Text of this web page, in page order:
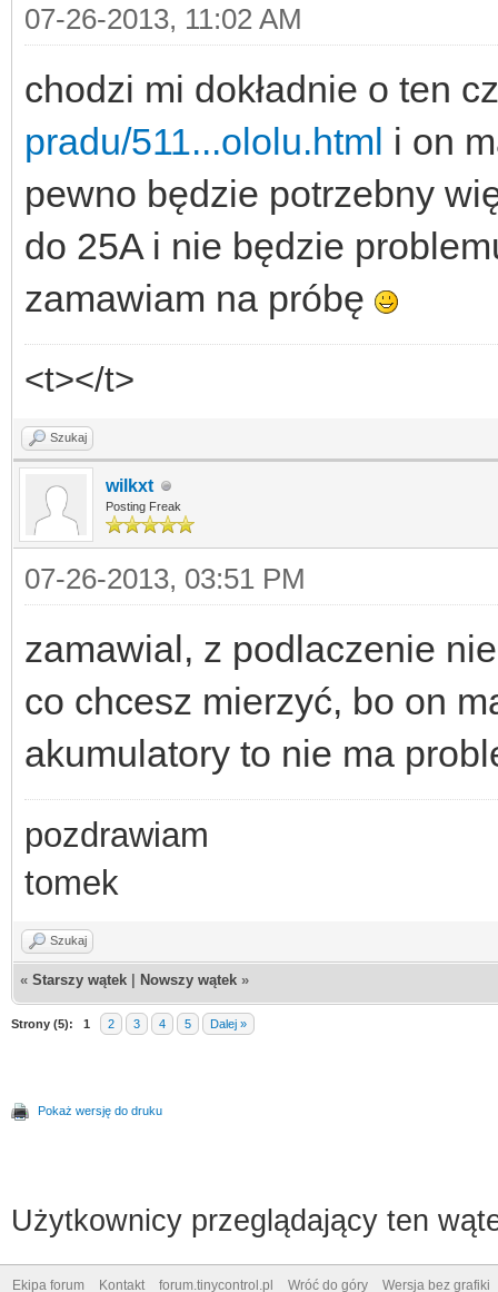
07-26-2013, 11:02 AM
chodzi mi dokładnie o ten
pradu/511...ololu.html i on
pewno będzie potrzebny
do 25A i nie będzie
zamawiam na próbę
<t></t>
Szukaj
wilkxt
Posting Freak
07-26-2013, 03:51 PM
zamawial, z podlaczenie
co chcesz mierzyć, bo on
akumulatory to nie ma
pozdrawiam
tomek
Szukaj
« Starszy wątek Nowszy wątek »
Strony (5): 1 2 3 4 5 Dalej »
Pokaż wersję do druku
Użytkownicy przeglądający ten
Ekipa forum Kontakt forum.tinycontrol.pl Wróć do góry Wersja bez grafiki